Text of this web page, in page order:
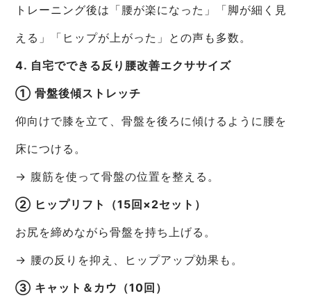
トレーニング後は「腰が楽になった」「脚が細く見
える」「ヒップが上がった」との声も多数。
4. 自宅でできる反り腰改善エクササイズ
① 骨盤後傾ストレッチ
仰向けで膝を立て、骨盤を後ろに傾けるように腰を
床につける。
→ 腹筋を使って骨盤の位置を整える。
② ヒップリフト（15回×2セット）
お尻を締めながら骨盤を持ち上げる。
→ 腰の反りを抑え、ヒップアップ効果も。
③ キャット＆カウ（10回）